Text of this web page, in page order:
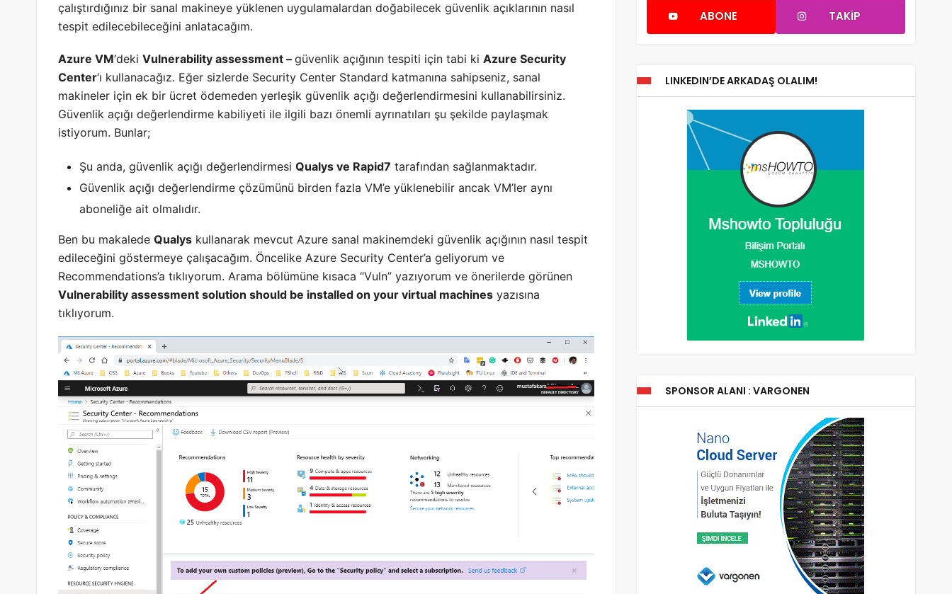
çalıştırdığınız bir sanal makineye yüklenen uygulamalardan doğabilecek güvenlik açıklarının nasıl
tespit edilecebileceğini anlatacağım.
Azure VM‘deki Vulnerability assessment – güvenlik açığının tespiti için tabi ki Azure Security
Center‘ı kullanacağız. Eğer sizlerde Security Center Standard katmanına sahipseniz, sanal
makineler için ek bir ücret ödemeden yerleşik güvenlik açığı değerlendirmesini kullanabilirsiniz.
Güvenlik açığı değerlendirme kabiliyeti ile ilgili bazı önemli ayrınatıları şu şekilde paylaşmak
istiyorum. Bunlar;
Şu anda, güvenlik açığı değerlendirmesi Qualys ve Rapid7 tarafından sağlanmaktadır.
Güvenlik açığı değerlendirme çözümünü birden fazla VM’e yüklenebilir ancak VM’ler aynı
aboneliğe ait olmalıdır.
Ben bu makalede Qualys kullanarak mevcut Azure sanal makinemdeki güvenlik açığının nasıl tespit
edileceğini göstermeye çalışacağım. Öncelike Azure Security Center’a geliyorum ve
Recommendations’a tıklıyorum. Arama bölümüne kısaca “Vuln” yazıyorum ve önerilerde görünen
Vulnerability assessment solution should be installed on your virtual machines yazısına
tıklıyorum.
ABONE TAKIP
LINKEDIN’DE ARKADAŞ OLALIM!
SPONSOR ALANI : VARGONEN